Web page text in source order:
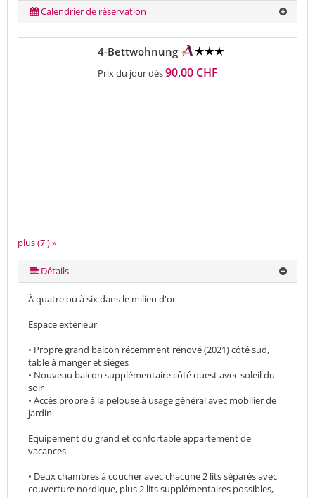
Calendrier de réservation
plus (7 ) »
plus (7 ) »
plus (7 ) »
plus (7 ) »
4-Bettwohnung
Prix du jour dès90,00 CHF
Détails
À quatre ou à six dans le milieu d'or
Espace extérieur
• Propre grand balcon récemment rénové (2021) côté sud,
table à manger et sièges
• Nouveau balcon supplémentaire côté ouest avec soleil du
soir
• Accès propre à la pelouse à usage général avec mobilier de
jardin
Equipement du grand et confortable appartement de
vacances
• Deux chambres à coucher avec chacune 2 lits séparés avec
couverture nordique, plus 2 lits supplémentaires possibles,